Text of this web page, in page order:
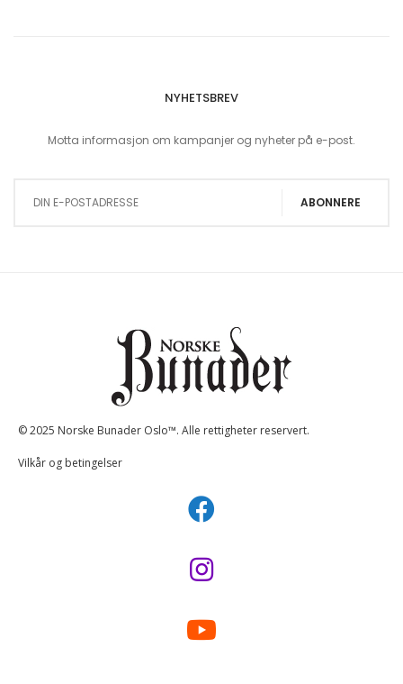
NYHETSBREV
Motta informasjon om kampanjer og nyheter på e-post.
ABONNERE
© 2025 Norske Bunader Oslo™. Alle rettigheter reservert.
Vilkår og betingelser